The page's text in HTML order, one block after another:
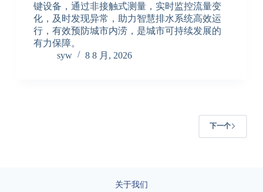
键设备，通过非接触式测量，实时监控流量变
化，及时发现异常，助力智慧排水系统高效运
行，有效预防城市内涝，是城市可持续发展的
有力保障。
syw
8 8 月, 2026
下一个
关于我们